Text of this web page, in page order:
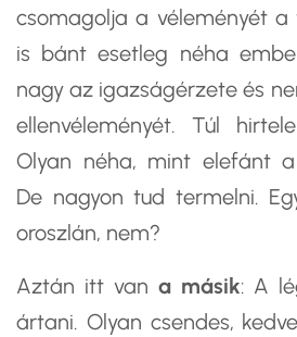
csomagolja a véleményét
is bánt esetleg néha
nagy az igazságérzete és
ellenvéleményét. Túl
Olyan néha, mint elefánt
De nagyon tud termelni.
oroszlán, nem?
Aztán itt van a másik: A
ártani. Olyan csendes,